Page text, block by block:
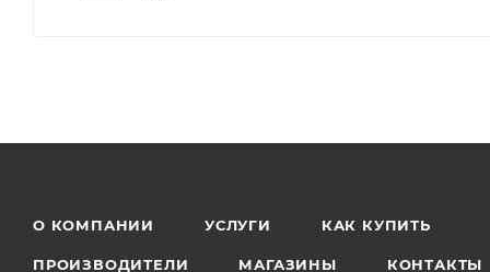
О КОМПАНИИ УСЛУГИ КАК КУПИТЬ
ПРОИЗВОДИТЕЛИ МАГАЗИНЫ КОНТАКТЫ